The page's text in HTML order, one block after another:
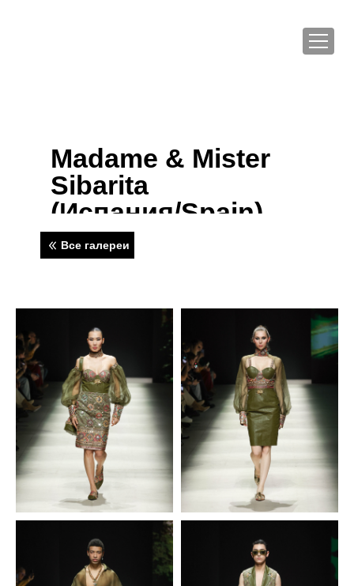
Madame & Mister
Sibarita
(Испания/Spain)
Все галереи